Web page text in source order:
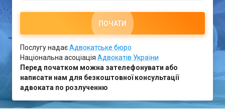
ПОЧАТИ
Послугу надаєАдвокатське бюро
Національна асоціація Адвокатів України
Перед початком можна зателефонувати або
написати нам для безкоштовної консультації
адвоката по розлученню